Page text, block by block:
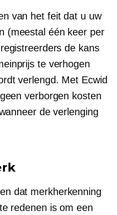
van het feit dat u uw
(meestal één keer per
de kans
te verhogen
verlengd. Met Ecwid
verborgen kosten
de verlenging
dat merkherkenning
redenen is om een